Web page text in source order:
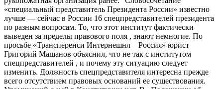
«специальный представитель Президента России» известно
лучше — сейчас в России 16 спецпредставителей президента
по разным вопросам. То, что этот институт фактически
выведен за пределы правового поля , знают немногие. По
просьбе «Трансперенси Интернешнл – Россия» юрист
Григорий Машанов объяснил, что не так с институтом
спецпредставителей , и почему эту ситуацию следует
изменить. Должность спецпредставителя интересна прежде
всего отсутствием правовых оснований ее существования.